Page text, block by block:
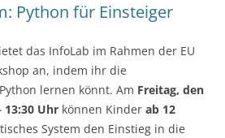
Python für Einsteiger
das InfoLab im Rahmen der EU
an, indem ihr die
lernen könnt. Am Freitag, den
13:30 Uhr können Kinder ab 12
System den Einstieg in die